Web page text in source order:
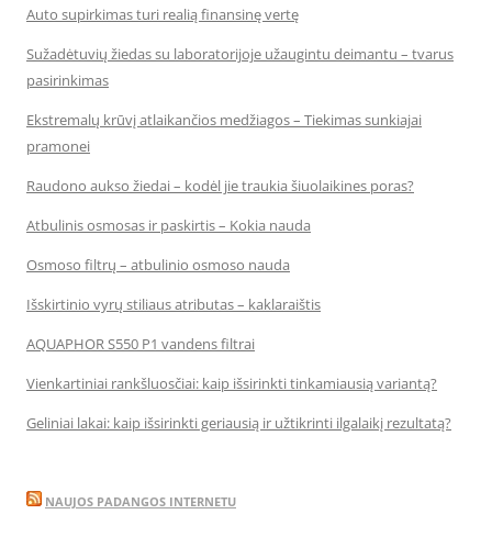
Auto supirkimas turi realią finansinę vertę
Sužadėtuvių žiedas su laboratorijoje užaugintu deimantu – tvarus
pasirinkimas
Ekstremalų krūvį atlaikančios medžiagos – Tiekimas sunkiajai
pramonei
Raudono aukso žiedai – kodėl jie traukia šiuolaikines poras?
Atbulinis osmosas ir paskirtis – Kokia nauda
Osmoso filtrų – atbulinio osmoso nauda
Išskirtinio vyrų stiliaus atributas – kaklaraištis
AQUAPHOR S550 P1 vandens filtrai
Vienkartiniai rankšluosčiai: kaip išsirinkti tinkamiausią variantą?
Geliniai lakai: kaip išsirinkti geriausią ir užtikrinti ilgalaikį rezultatą?
NAUJOS PADANGOS INTERNETU